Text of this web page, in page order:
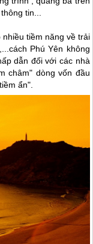
tin...
tiềm năng về trải
Phú Yên không
dẫn đối với các nhà
châm" dòng vốn đầu
ẩn".